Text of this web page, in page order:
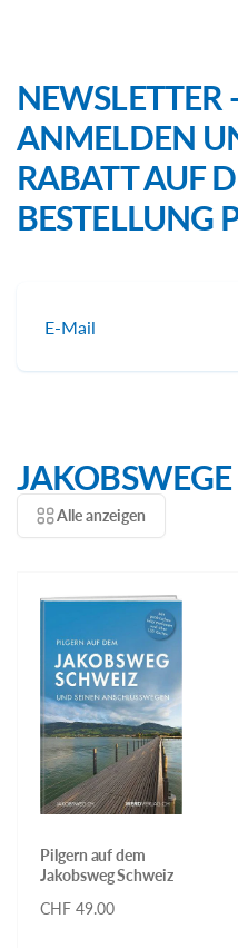
NEWSLETTER
ANMELDEN
RABATT AUF
BESTELLUNG
E-
Alle anzeigen
Pilgern auf dem
Jakobsweg Schweiz
Normaler
CHF 49.00